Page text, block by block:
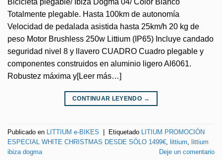
Totalmente plegable. Hasta 100km de autonomía
Velocidad de pedalada asistida hasta 25km/h 20 kg de
peso Motor Brushless 250w Littium (IP65) Incluye candado
seguridad nivel 8 y llavero CUADRO Cuadro plegable y
componentes construidos en aluminio ligero Al6061.
Robustez máxima y[Leer más…]
CONTINUAR LEYENDO →
Publicado en LITTIUM e-BIKES Etiquetado LITIUM PROMOCIÓN
ESPECIAL WHITE CHRISTMAS DESDE SÓLO 1499€, littium, littium
ibiza dogma
Deje un comentario